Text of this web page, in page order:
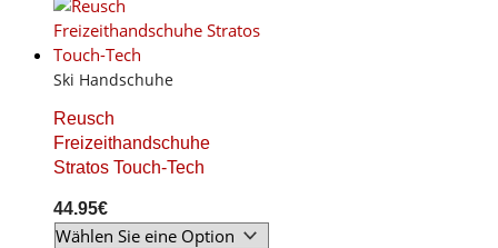
Ski Handschuhe
Reusch
Freizeithandschuhe
Stratos Touch-Tech
44.95€